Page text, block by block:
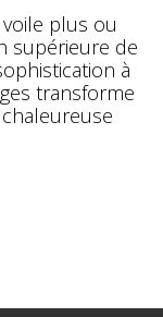
plus ou
supérieure de
à
transforme